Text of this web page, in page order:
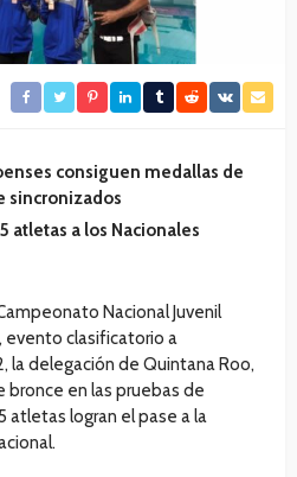
consiguen medallas de
sincronizados
atletas a los Nacionales
Nacional Juvenil
evento clasificatorio a
la delegación de Quintana Roo,
bronce en las pruebas de
atletas logran el pase a la